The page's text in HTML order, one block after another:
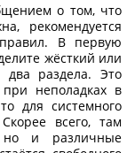
о том, что
, рекомендуется
В первую
жёсткий или
раздела. Это
неполадках в
для системного
всего, там
но и различные